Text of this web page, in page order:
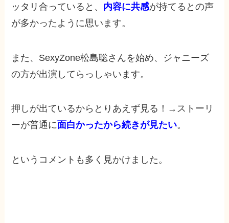
ッタリ合っていると、 内容に共感が持てるとの声
が多かったように思います。
また、SexyZone松島聡さんを始め、ジャニーズ
の方が出演してらっしゃいます。
押しが出ているからとりあえず見る！→ストーリ
ーが普通に面白かったから続きが見たい。
というコメントも多く見かけました。